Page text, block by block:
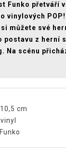
Funko přetváří
vinylových
můžete své
postavu z herní
Na scénu
10,5 cm
vinyl
Funko